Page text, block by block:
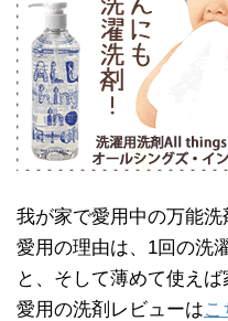
我が家で愛用中の万能洗
愛用の理由は、1回の洗
と、そして薄めて使え
愛用の洗剤レビューはこ